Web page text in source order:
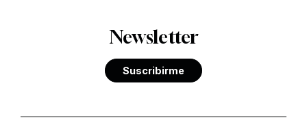
Newsletter
Suscribirme